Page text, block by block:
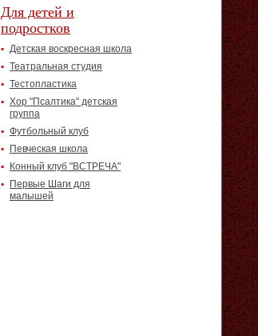
Для детей и
подростков
Детская воскресная школа
Театральная студия
Тестопластика
Хор "Псалтика" детская
группа
Футбольный клуб
Певческая школа
Конный клуб "ВСТРЕЧА"
Первые Шаги для
малышей